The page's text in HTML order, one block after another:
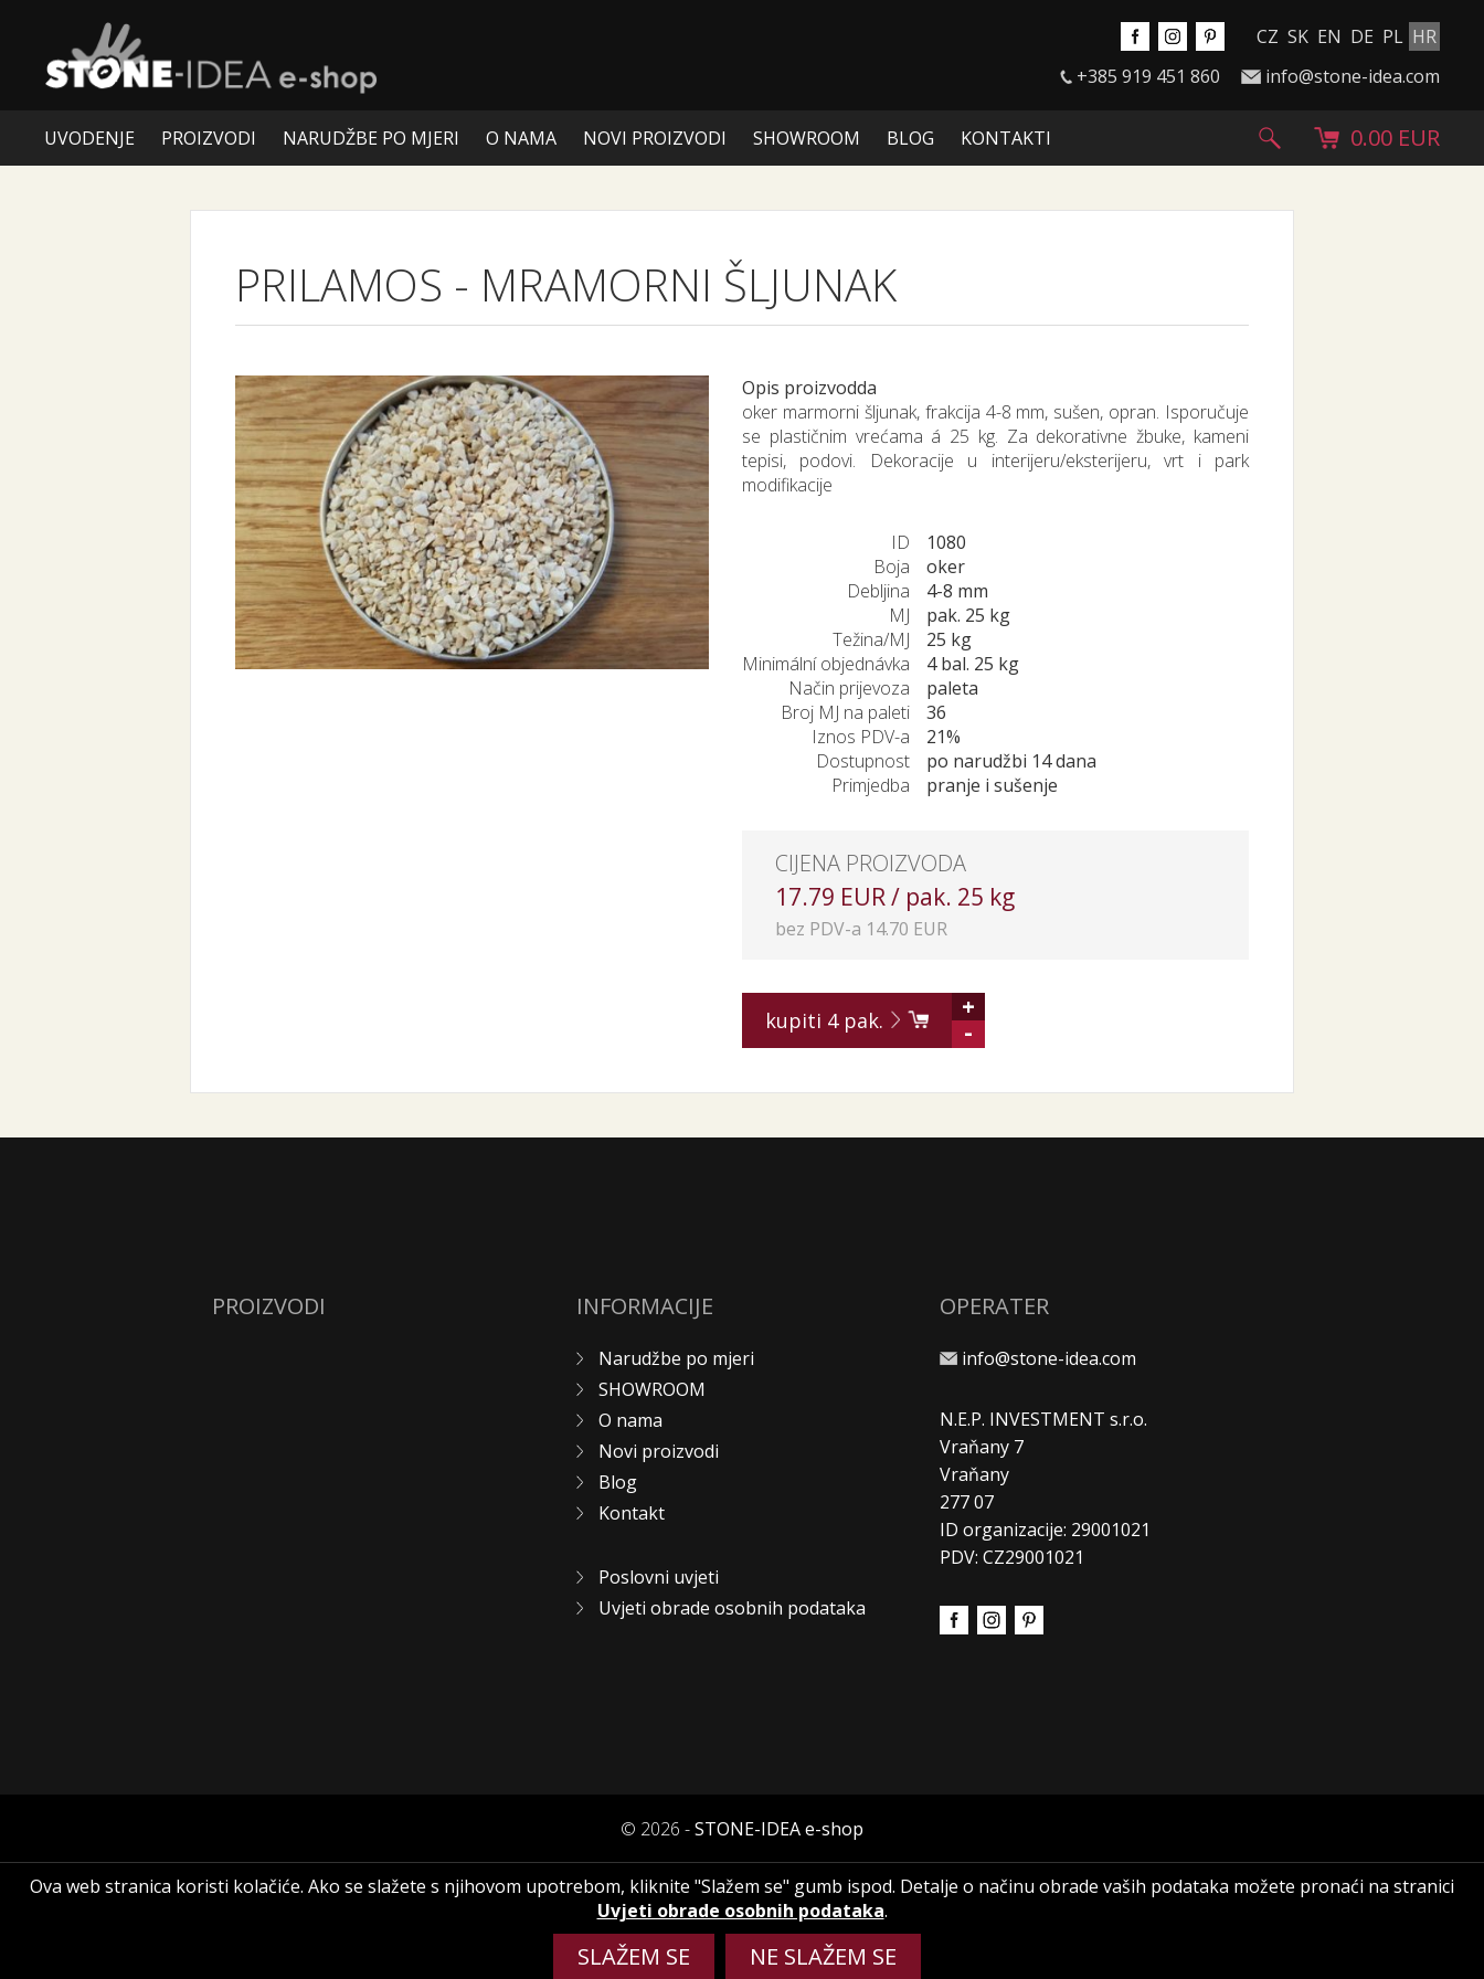
CZ SK EN DE PL HR
+385 919 451 860
info@stone-idea.com
UVODENJE PROIZVODI NARUDŽBE PO MJERI O NAMA NOVI PROIZVODI SHOWROOM BLOG KONTAKTI 0.00 EUR
PRILAMOS - MRAMORNI ŠLJUNAK
Opis proizvodda
oker marmorni šljunak, frakcija 4-8 mm, sušen, opran. Isporučuje
se plastičnim vrećama á 25 kg. Za dekorativne žbuke, kameni
tepisi, podovi. Dekoracije u interijeru/eksterijeru, vrt i park
modifikacije
ID
1080
Boja
oker
Debljina
4-8 mm
MJ
pak. 25 kg
Težina/MJ
25 kg
Minimální objednávka
4 bal. 25 kg
Način prijevoza
paleta
Broj MJ na paleti
36
Iznos PDV-a
21%
Dostupnost
po narudžbi 14 dana
Primjedba
pranje i sušenje
CIJENA PROIZVODA
17.79 EUR / pak. 25 kg
bez PDV-a 14.70 EUR
kupiti 4pak.
+
-
PROIZVODI INFORMACIJE
Narudžbe po mjeri
SHOWROOM
O nama
Novi proizvodi
Blog
Kontakt
Poslovni uvjeti
Uvjeti obrade osobnih podataka
OPERATER
info@stone-idea.com
N.E.P. INVESTMENT s.r.o.
Vraňany 7
Vraňany
277 07
ID organizacije: 29001021
PDV: CZ29001021
© 2026 -STONE-IDEA e-shop
Ova web stranica koristi kolačiće. Ako se slažete s njihovom upotrebom, kliknite "Slažem se" gumb ispod. Detalje o načinu obrade vaših podataka možete pronaći na stranici
Uvjeti obrade osobnih podataka.